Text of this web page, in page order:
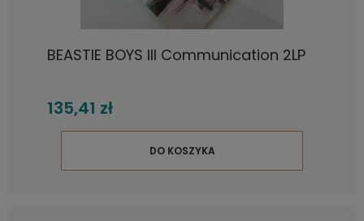
BEASTIE BOYS Ill Communication 2LP
135,41 zł
DO KOSZYKA